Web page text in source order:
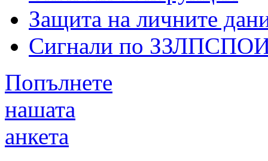
Защита на личните
Сигнали по
Попълнете
нашата
анкета